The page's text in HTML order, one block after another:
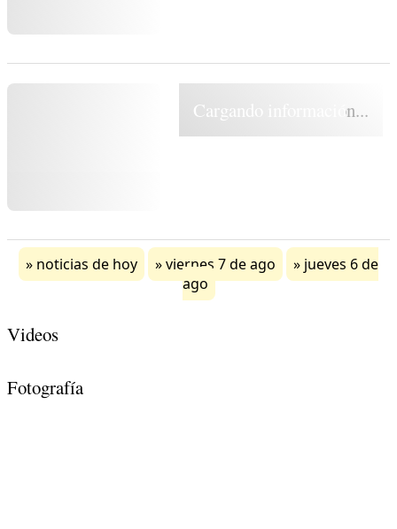
Cargando información...
noticias de hoy viernes 7 de ago
jueves 6 de
ago
Videos
Fotografía